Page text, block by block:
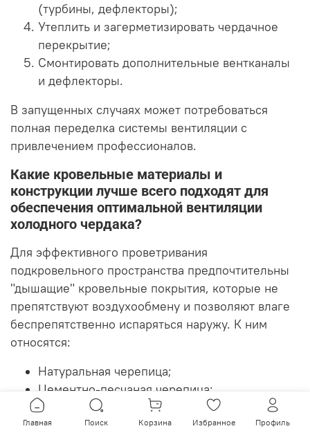
(турбины, дефлекторы);
Утеплить и загерметизировать чердачное
перекрытие;
Смонтировать дополнительные вентканалы
и дефлекторы.
В запущенных случаях может потребоваться
полная переделка системы вентиляции с
привлечением профессионалов.
Какие кровельные материалы и
конструкции лучше всего подходят для
обеспечения оптимальной вентиляции
холодного чердака?
Для эффективного проветривания
подкровельного пространства предпочтительны
"дышащие" кровельные покрытия, которые не
препятствуют воздухообмену и позволяют влаге
беспрепятственно испаряться наружу. К ним
относятся:
Натуральная черепица;
Цементно-песчаная черепица;
Битумная черепица;
Профнастил и металлочерепица с
Главная Поиск Корзина Избранное Профиль